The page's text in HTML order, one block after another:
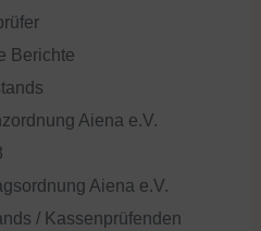
Berichte
Aiena e.V.
Aiena e.V.
/ Kassenprüfenden